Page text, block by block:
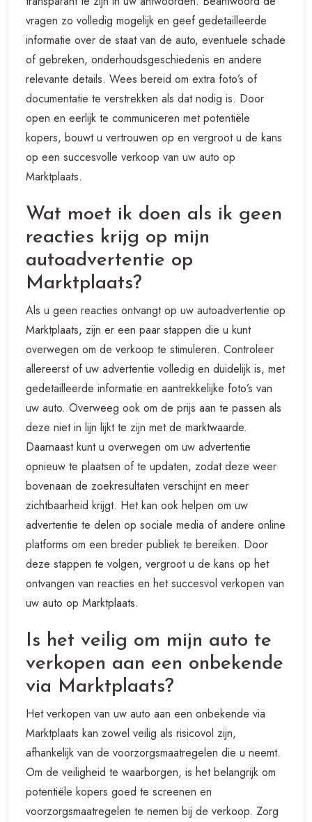
vragen zo volledig mogelijk en geef gedetailleerde
informatie over de staat van de auto, eventuele schade
of gebreken, onderhoudsgeschiedenis en andere
relevante details. Wees bereid om extra foto’s of
documentatie te verstrekken als dat nodig is. Door
open en eerlijk te communiceren met potentiële
kopers, bouwt u vertrouwen op en vergroot u de kans
op een succesvolle verkoop van uw auto op
Marktplaats.
Wat moet ik doen als ik geen
reacties krijg op mijn
autoadvertentie op
Marktplaats?
Als u geen reacties ontvangt op uw autoadvertentie op
Marktplaats, zijn er een paar stappen die u kunt
overwegen om de verkoop te stimuleren. Controleer
allereerst of uw advertentie volledig en duidelijk is, met
gedetailleerde informatie en aantrekkelijke foto’s van
uw auto. Overweeg ook om de prijs aan te passen als
deze niet in lijn lijkt te zijn met de marktwaarde.
Daarnaast kunt u overwegen om uw advertentie
opnieuw te plaatsen of te updaten, zodat deze weer
bovenaan de zoekresultaten verschijnt en meer
zichtbaarheid krijgt. Het kan ook helpen om uw
advertentie te delen op sociale media of andere online
platforms om een breder publiek te bereiken. Door
deze stappen te volgen, vergroot u de kans op het
ontvangen van reacties en het succesvol verkopen van
uw auto op Marktplaats.
Is het veilig om mijn auto te
verkopen aan een onbekende
via Marktplaats?
Het verkopen van uw auto aan een onbekende via
Marktplaats kan zowel veilig als risicovol zijn,
afhankelijk van de voorzorgsmaatregelen die u neemt.
Om de veiligheid te waarborgen, is het belangrijk om
potentiële kopers goed te screenen en
voorzorgsmaatregelen te nemen bij de verkoop. Zorg